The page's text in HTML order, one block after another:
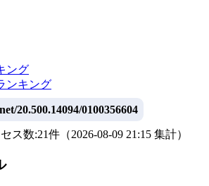
ング
ンキング
20.500.14094/0100356604
ス数:21件 （2026-08-09 21:15 集計）